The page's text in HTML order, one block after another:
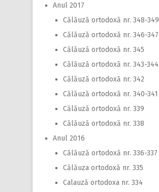
Anul 2017
Călăuză ortodoxă nr. 348-349
Călăuză ortodoxă nr. 346-347
Călăuză ortodoxă nr. 345
Călăuză ortodoxă nr. 343-344
Călăuză ortodoxă nr. 342
Călăuză ortodoxă nr. 340-341
Călăuză ortodoxă nr. 339
Călăuză ortodoxă nr. 338
Anul 2016
Călăuză ortodoxă nr. 336-337
Călăuza ortodoxă nr. 335
Calauză ortodoxa nr. 334